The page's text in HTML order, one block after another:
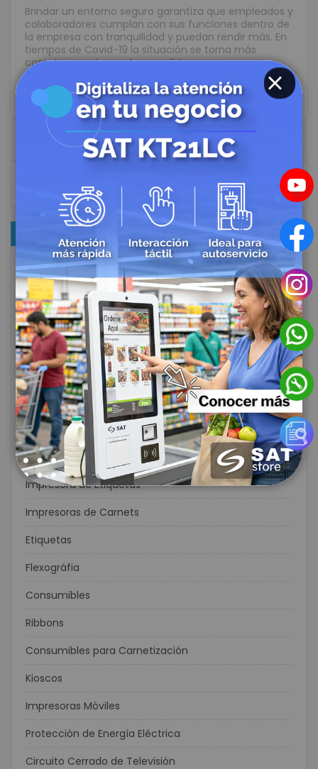
Brindar un entorno seguro garantiza que empleados y
colaboradores cumplan con sus funciones dentro de
la empresa con tranquilidad y puedan rendir más. En
tiempos de Covid-19 la situación se torna más
compleja, por lo quelas medidas y pro
Leer más
CATEGORÍAS
Bioseguridad en el Trabajo
Accesorios de CCTV
Impresoras para Punto de Venta
Lectores de Códigos de Barras
Cajones Monederos
Contadoras de Dinero
Balanzas
Soluciones Completas POS
Impresora de Etiquetas
Impresoras de Carnets
Etiquetas
Flexográfia
Consumibles
Ribbons
Consumibles para Carnetización
Kioscos
Impresoras Móviles
Protección de Energía Eléctrica
Circuito Cerrado de Televisión
CLOSE